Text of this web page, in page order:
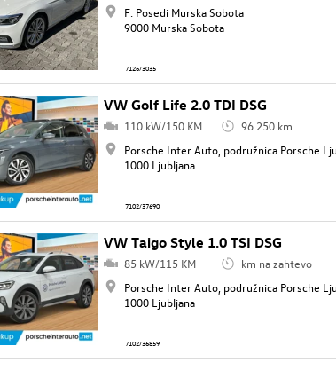
F. Posedi Murska Sobota
9000 Murska Sobota
7126/3035
VW Golf Life 2.0 TDI DSG
110 kW/150 KM 96.250 km
Porsche Inter Auto, podružnica Porsche
1000 Ljubljana
7102/37690
VW Taigo Style 1.0 TSI DSG
85 kW/115 KM km na zahtevo
Porsche Inter Auto, podružnica Porsche
1000 Ljubljana
7102/36859